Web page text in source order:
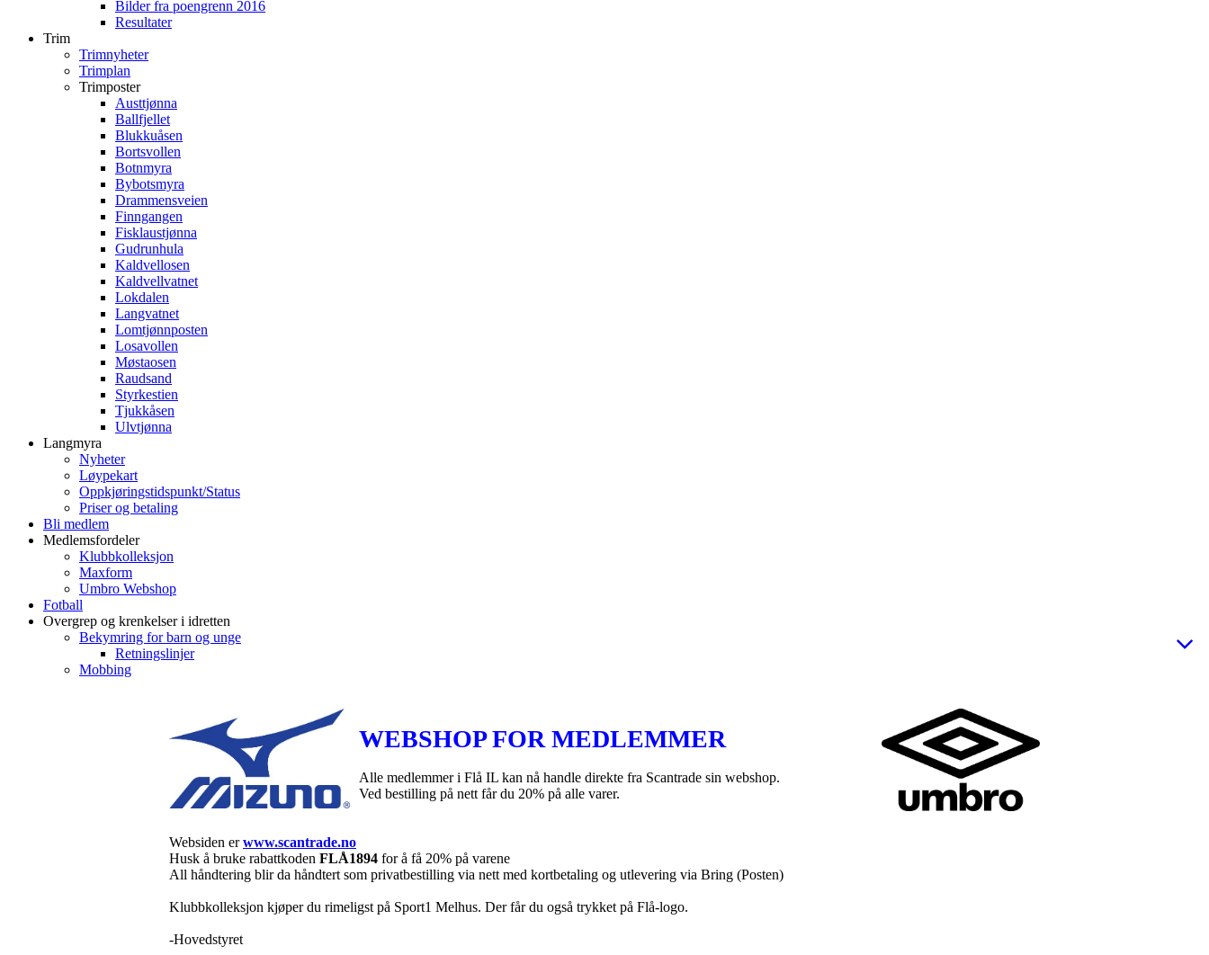
Bilder fra poengrenn 2016
Resultater
Trim
Trimnyheter
Trimplan
Trimposter
Austtjønna
Ballfjellet
Blukkuåsen
Bortsvollen
Botnmyra
Bybotsmyra
Drammensveien
Finngangen
Fisklaustjønna
Gudrunhula
Kaldvellosen
Kaldvellvatnet
Lokdalen
Langvatnet
Lomtjønnposten
Losavollen
Møstaosen
Raudsand
Styrkestien
Tjukkåsen
Ulvtjønna
Langmyra
Nyheter
Løypekart
Oppkjøringstidspunkt/Status
Priser og betaling
Bli medlem
Medlemsfordeler
Klubbkolleksjon
Maxform
Umbro Webshop
Fotball
Overgrep og krenkelser i idretten
Bekymring for barn og unge
Retningslinjer
Mobbing
WEBSHOP FOR MEDLEMMER
Alle medlemmer i Flå IL kan nå handle direkte fra Scantrade sin webshop.
Ved bestilling på nett får du 20% på alle varer.
Websiden erwww.scantrade.no
Husk å bruke rabattkoden FLÅ1894 for å få 20% på varene
All håndtering blir da håndtert som privatbestilling via nett med kortbetaling og utlevering via Bring (Posten)
Klubbkolleksjon kjøper du rimeligst på Sport1 Melhus. Der får du også trykket på Flå-logo.
-Hovedstyret